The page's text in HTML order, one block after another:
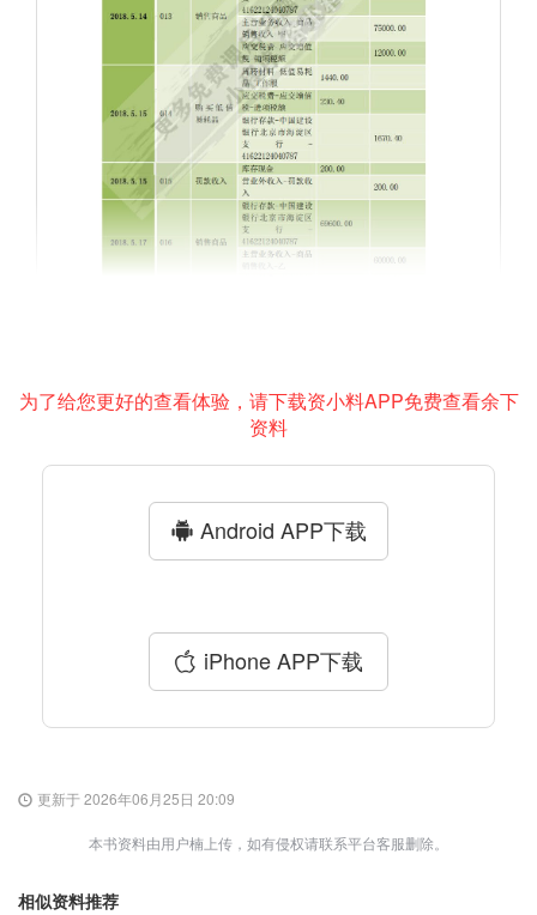
为了给您更好的查看体验，请下载资小料APP免费查看余下
资料
Android APP下载
iPhone APP下载
更新于 2026年06月25日 20:09
本书资料由用户楠上传，如有侵权请联系平台客服删除。
相似资料推荐